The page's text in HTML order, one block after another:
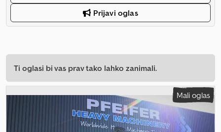
Prijavi oglas
Ti oglasi bi vas prav tako lahko zanimali.
Mali oglas